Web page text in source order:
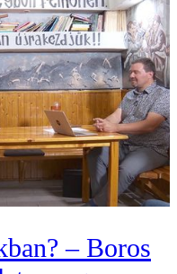
– Boros